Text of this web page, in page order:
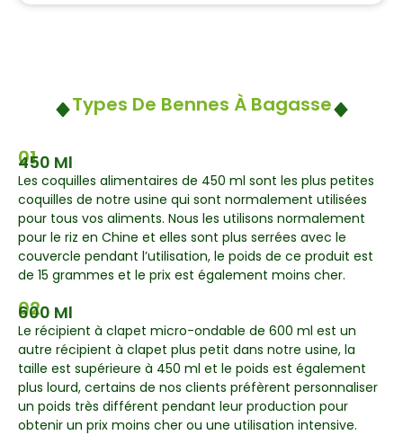
Types De Bennes À Bagasse
01
450 Ml
Les coquilles alimentaires de 450 ml sont les plus petites
coquilles de notre usine qui sont normalement utilisées
pour tous vos aliments. Nous les utilisons normalement
pour le riz en Chine et elles sont plus serrées avec le
couvercle pendant l’utilisation, le poids de ce produit est
de 15 grammes et le prix est également moins cher.
02
600 Ml
Le récipient à clapet micro-ondable de 600 ml est un
autre récipient à clapet plus petit dans notre usine, la
taille est supérieure à 450 ml et le poids est également
plus lourd, certains de nos clients préfèrent personnaliser
un poids très différent pendant leur production pour
obtenir un prix moins cher ou une utilisation intensive.